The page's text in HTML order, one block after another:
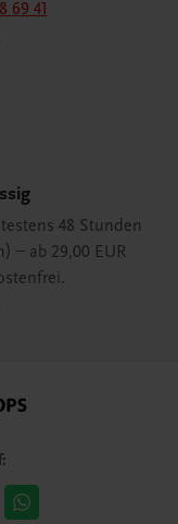
69 41
48 Stunden
– ab 29,00 EUR